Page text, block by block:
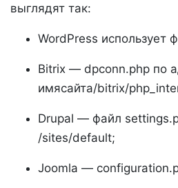
выглядят так:
WordPress использует
Bitrix — dpconn.php по
имясайта/bitrix/
Drupal — файл
/sites/default;
Joomla —